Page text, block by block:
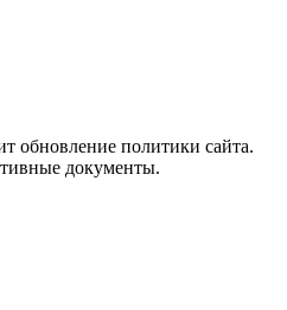
обновление политики сайта.
документы.